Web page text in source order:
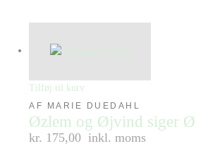
Tilføj til kurv
AF MARIE DUEDAHL
Øzlem og Øjvind siger Ø
kr. 175,00 inkl. moms